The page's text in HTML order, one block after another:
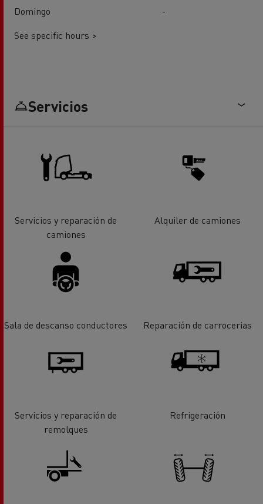
Domingo
-
See specific hours >
Servicios
Servicios y reparación de
camiones
Alquiler de camiones
Sala de descanso conductores Reparación de carrocerias
Servicios y reparación de
remolques
Refrigeración